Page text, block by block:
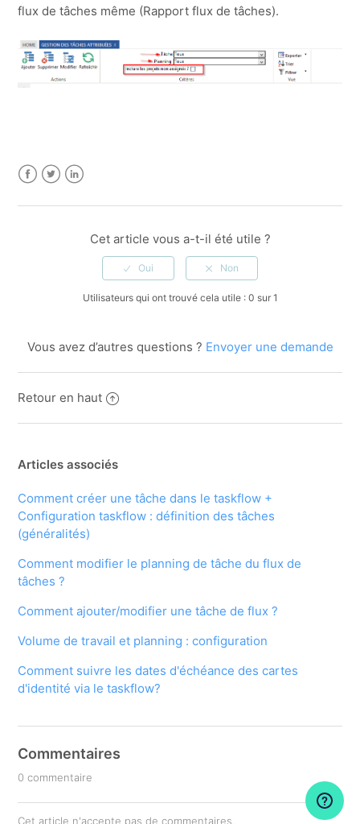
flux de tâches même (Rapport flux de tâches).
Cet article vous a-t-il été utile ?
Utilisateurs qui ont trouvé cela utile : 0 sur 1
Vous avez d’autres questions ? Envoyer une demande
Retour en haut
Articles associés
Comment créer une tâche dans le taskflow +
Configuration taskflow : définition des tâches
(généralités)
Comment modifier le planning de tâche du flux de
tâches ?
Comment ajouter/modifier une tâche de flux ?
Volume de travail et planning : configuration
Comment suivre les dates d'échéance des cartes
d'identité via le taskflow?
Commentaires
0 commentaire
Cet article n'accepte pas de commentaires.